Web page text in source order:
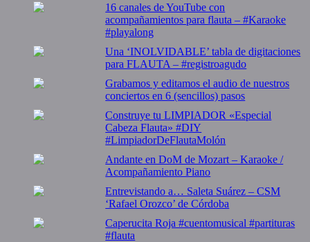
16 canales de YouTube con
acompañamientos para flauta – #Karaoke
#playalong
Una ‘INOLVIDABLE’ tabla de digitaciones
para FLAUTA – #registroagudo
Grabamos y editamos el audio de nuestros
conciertos en 6 (sencillos) pasos
Construye tu LIMPIADOR «Especial
Cabeza Flauta» #DIY
#LimpiadorDeFlautaMolón
Andante en DoM de Mozart – Karaoke /
Acompañamiento Piano
Entrevistando a… Saleta Suárez – CSM
‘Rafael Orozco’ de Córdoba
Caperucita Roja #cuentomusical #partituras
#flauta